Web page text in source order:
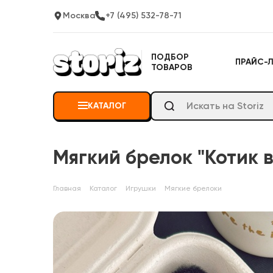
Москва +7 (495) 532-78-71
ПОДБОР
ТОВАРОВ
ПРАЙС-
КАТАЛОГ
Мягкий брелок "Котик
Главная Каталог Игрушки Мягкие брелоки